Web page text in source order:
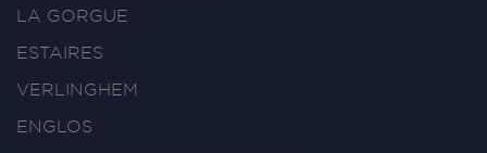
LA GORGUE
ESTAIRES
VERLINGHEM
ENGLOS